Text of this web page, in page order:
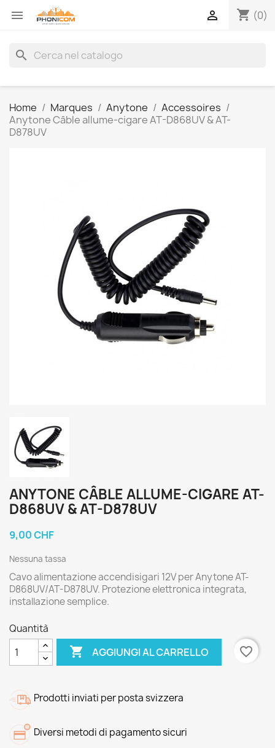
 shopping_cart (0)

search
Home Marques Anytone
Accessoires
Anytone Câble allume-cigare AT-D868UV & AT-
D878UV
ANYTONE CÂBLE ALLUME-CIGARE AT-
D868UV & AT-D878UV
9,00 CHF
Nessuna tassa
Cavo alimentazione accendisigari 12V per Anytone AT-
D868UV/AT-D878UV. Protezione elettronica integrata,
installazione semplice.
Quantità
 AGGIUNGI AL CARRELLO favorite_border
Prodotti inviati per posta svizzera
Diversi metodi di pagamento sicuri